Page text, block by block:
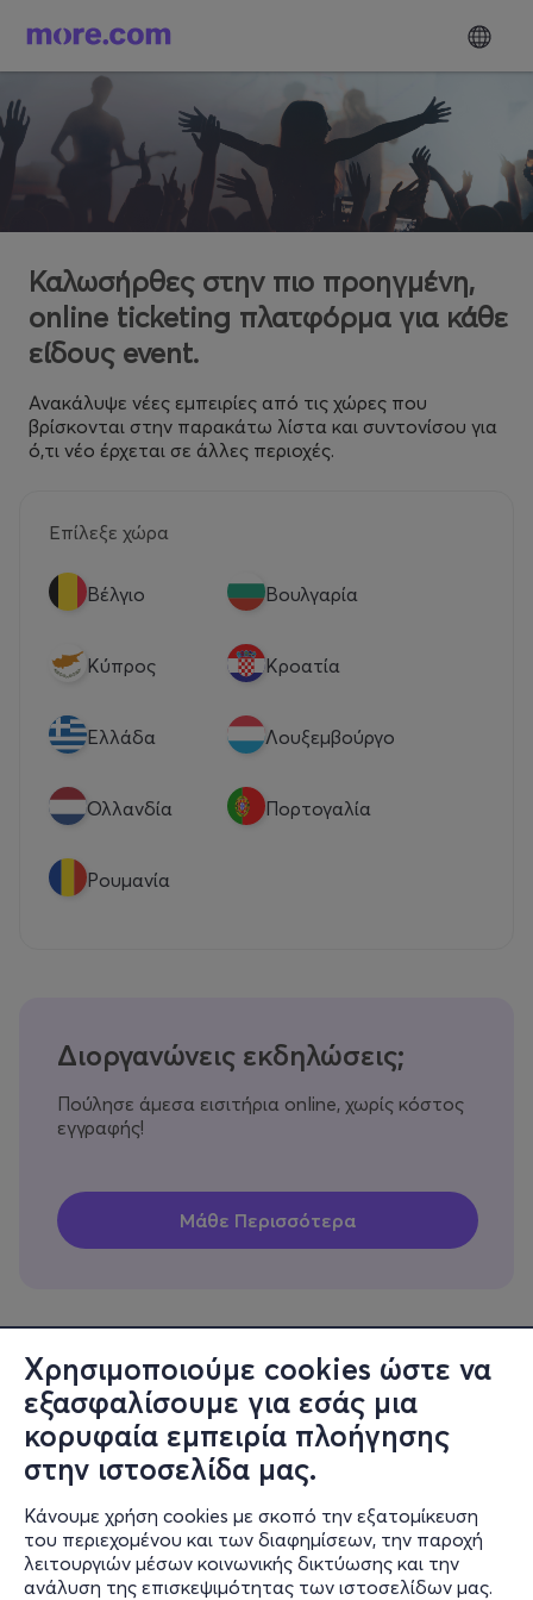
Χρησιμοποιούμε cookies ώστε να
εξασφαλίσουμε για εσάς μια
κορυφαία εμπειρία πλοήγησης
στην ιστοσελίδα μας.
Κάνουμε χρήση cookies με σκοπό την εξατομίκευση
του περιεχομένου και των διαφημίσεων, την παροχή
λειτουργιών μέσων κοινωνικής δικτύωσης και την
ανάλυση της επισκεψιμότητας των ιστοσελίδων μας.
Καλωσήρθες στην πιο προηγμένη,
online ticketing πλατφόρμα για κάθε
είδους event.
Ανακάλυψε νέες εμπειρίες από τις χώρες που
βρίσκονται στην παρακάτω λίστα και συντονίσου για
ό,τι νέο έρχεται σε άλλες περιοχές.
Επίλεξε χώρα
Βέλγιο Βουλγαρία
Κύπρος Κροατία
Eλλάδα Λουξεμβούργο
Ολλανδία Πορτογαλία
Ρουμανία
Διοργανώνεις εκδηλώσεις;
Πούλησε άμεσα εισιτήρια online, χωρίς κόστος
εγγραφής!
Πληροφορίες
Υποστήριξη
Stay Connected